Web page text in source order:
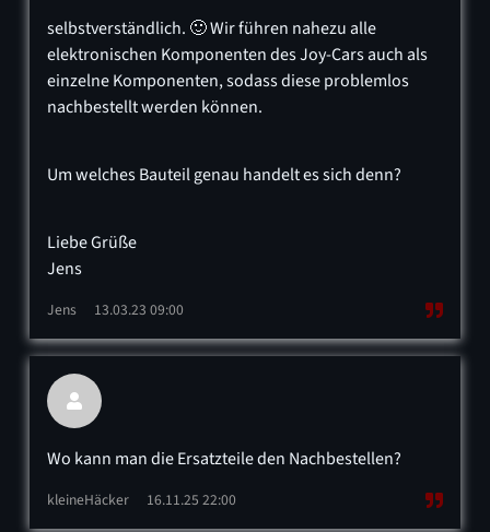
selbstverständlich. 🙂 Wir führen nahezu alle
elektronischen Komponenten des Joy-Cars auch als
einzelne Komponenten, sodass diese problemlos
nachbestellt werden können.
Um welches Bauteil genau handelt es sich denn?
Liebe Grüße
Jens
Jens 13.03.23 09:00

Wo kann man die Ersatzteile den Nachbestellen?
kleineHäcker 16.11.25 22:00